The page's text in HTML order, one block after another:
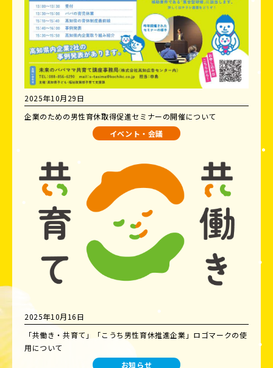
2025年10月29日
企業のための男性育休取得促進セミナーの開催について
イベント・会議
2025年10月16日
「共働き・共育て」「こうち男性育休推進企業」ロゴマークの使
用について
お知らせ